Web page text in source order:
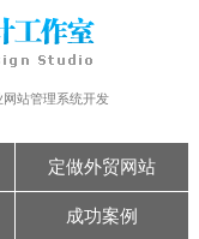
站管理系统开发
定做外贸网站
成功案例